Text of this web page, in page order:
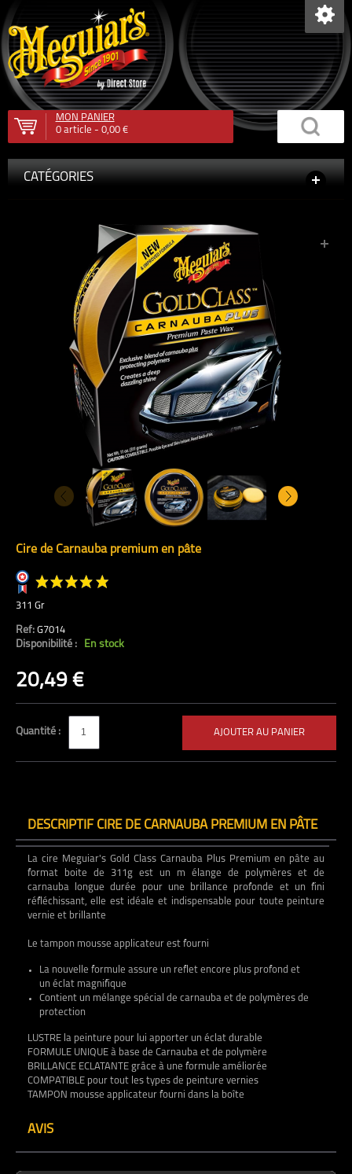
MON PANIER
0article - 0,00 €
CATÉGORIES
Cire de Carnauba premium en pâte
311 Gr
Ref: G7014
Disponibilité : En stock
20,49 €
Quantité : AJOUTER AU PANIER
DESCRIPTIF CIRE DE CARNAUBA PREMIUM EN PÂTE
La cire Meguiar's Gold Class Carnauba Plus Premium en pâte au
format boite de 311g est un m élange de polymères et de
carnauba longue durée pour une brillance profonde et un fini
réfléchissant, elle est idéale et indispensable pour toute peinture
vernie et brillante
Le tampon mousse applicateur est fourni
La nouvelle formule assure un reflet encore plus profond et
un éclat magnifique
Contient un mélange spécial de carnauba et de polymères de
protection
LUSTRE la peinture pour lui apporter un éclat durable
FORMULE UNIQUE à base de Carnauba et de polymère
BRILLANCE ECLATANTE grâce à une formule améliorée
COMPATIBLE pour tout les types de peinture vernies
TAMPON mousse applicateur fourni dans la boîte
AVIS